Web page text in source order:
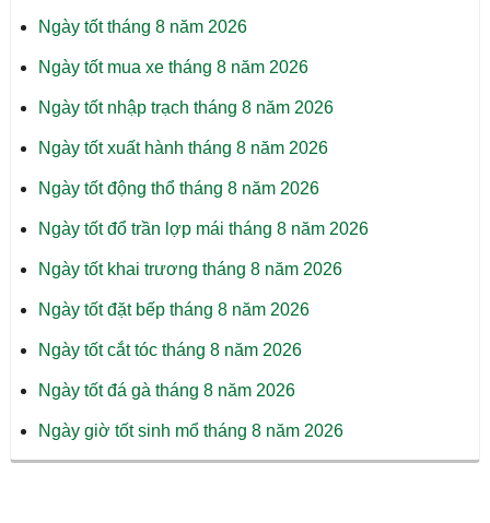
Ngày tốt tháng 8 năm 2026
Ngày tốt mua xe tháng 8 năm 2026
Ngày tốt nhập trạch tháng 8 năm 2026
Ngày tốt xuất hành tháng 8 năm 2026
Ngày tốt động thổ tháng 8 năm 2026
Ngày tốt đổ trần lợp mái tháng 8 năm 2026
Ngày tốt khai trương tháng 8 năm 2026
Ngày tốt đặt bếp tháng 8 năm 2026
Ngày tốt cắt tóc tháng 8 năm 2026
Ngày tốt đá gà tháng 8 năm 2026
Ngày giờ tốt sinh mổ tháng 8 năm 2026